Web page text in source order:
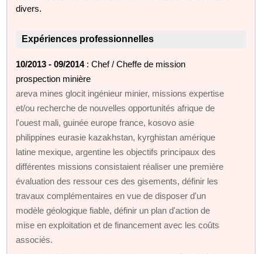
divers.
Expériences professionnelles
10/2013 - 09/2014: Chef / Cheffe de mission
prospection minière
areva mines glocit ingénieur minier, missions expertise
et/ou recherche de nouvelles opportunités afrique de
l'ouest mali, guinée europe france, kosovo asie
philippines eurasie kazakhstan, kyrghistan amérique
latine mexique, argentine les objectifs principaux des
différentes missions consistaient réaliser une première
évaluation des ressour ces des gisements, définir les
travaux complémentaires en vue de disposer d'un
modèle géologique fiable, définir un plan d'action de
mise en exploitation et de financement avec les coûts
associés.